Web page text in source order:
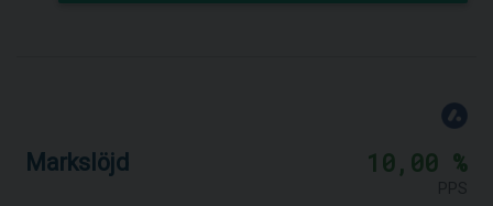
Markslöjd 10,00 %